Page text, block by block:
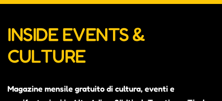
INSIDE EVENTS &
CULTURE
Magazine mensile gratuito di cultura, eventi e